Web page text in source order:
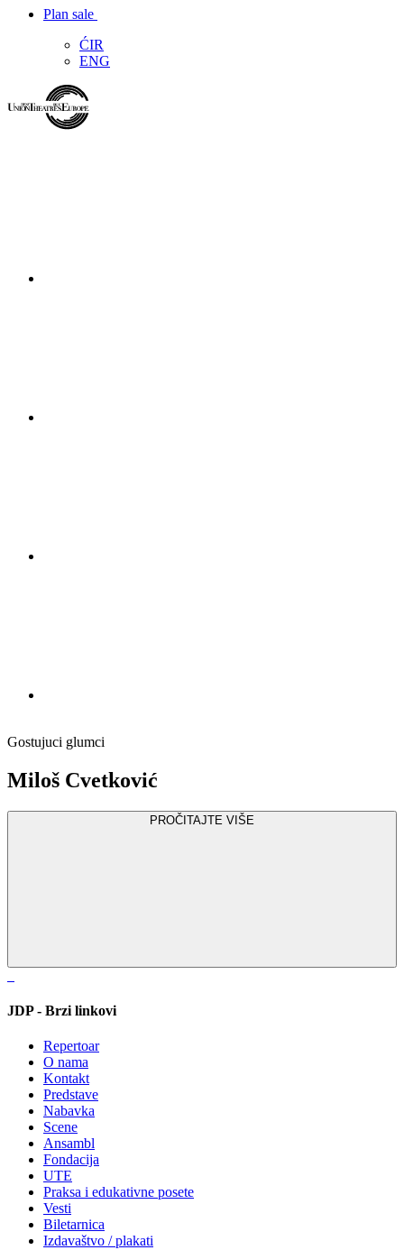
Plan sale
ĆIR
ENG
Gostujuci glumci
Miloš Cvetković
PROČITAJTE VIŠE
JDP - Brzi linkovi
Repertoar
O nama
Kontakt
Predstave
Nabavka
Scene
Ansambl
Fondacija
UTE
Praksa i edukativne posete
Vesti
Biletarnica
Izdavaštvo / plakati